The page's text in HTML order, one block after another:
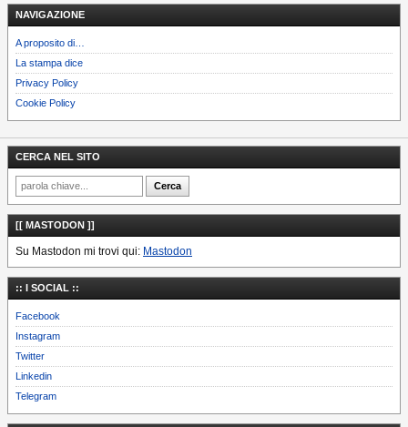
NAVIGAZIONE
A proposito di…
La stampa dice
Privacy Policy
Cookie Policy
CERCA NEL SITO
[[ MASTODON ]]
Su Mastodon mi trovi qui: Mastodon
:: I SOCIAL ::
Facebook
Instagram
Twitter
Linkedin
Telegram